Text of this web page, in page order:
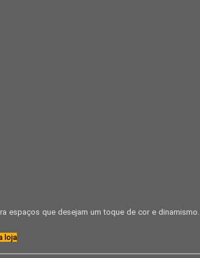
espaços que desejam um toque de cor e
loja